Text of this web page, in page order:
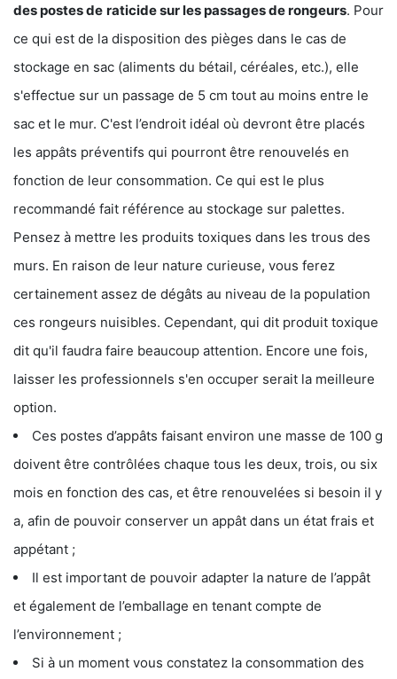
des postes de raticide sur les passages de rongeurs. Pour
ce qui est de la disposition des pièges dans le cas de
stockage en sac (aliments du bétail, céréales, etc.), elle
s'effectue sur un passage de 5 cm tout au moins entre le
sac et le mur. C'est l’endroit idéal où devront être placés
les appâts préventifs qui pourront être renouvelés en
fonction de leur consommation. Ce qui est le plus
recommandé fait référence au stockage sur palettes.
Pensez à mettre les produits toxiques dans les trous des
murs. En raison de leur nature curieuse, vous ferez
certainement assez de dégâts au niveau de la population
ces rongeurs nuisibles. Cependant, qui dit produit toxique
dit qu'il faudra faire beaucoup attention. Encore une fois,
laisser les professionnels s'en occuper serait la meilleure
option.
Ces postes d’appâts faisant environ une masse de 100 g
doivent être contrôlées chaque tous les deux, trois, ou six
mois en fonction des cas, et être renouvelées si besoin il y
a, afin de pouvoir conserver un appât dans un état frais et
appétant ;
Il est important de pouvoir adapter la nature de l’appât
et également de l’emballage en tenant compte de
l’environnement ;
Si à un moment vous constatez la consommation des